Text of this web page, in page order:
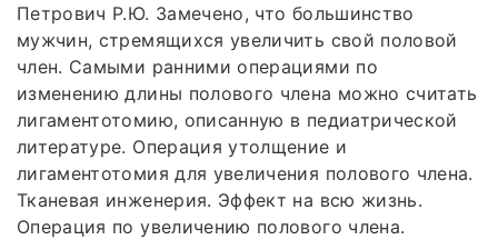
Петрович Р.Ю. Замечено, что большинство
мужчин, стремящихся увеличить свой половой
член. Самыми ранними операциями по
изменению длины полового члена можно считать
лигаментотомию, описанную в педиатрической
литературе. Операция утолщение и
лигаментотомия для увеличения полового члена.
Тканевая инженерия. Эффект на всю жизнь.
Операция по увеличению полового члена.